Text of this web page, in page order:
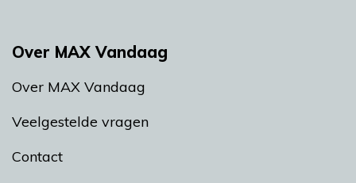
Over MAX Vandaag
Over MAX Vandaag
Veelgestelde vragen
Contact